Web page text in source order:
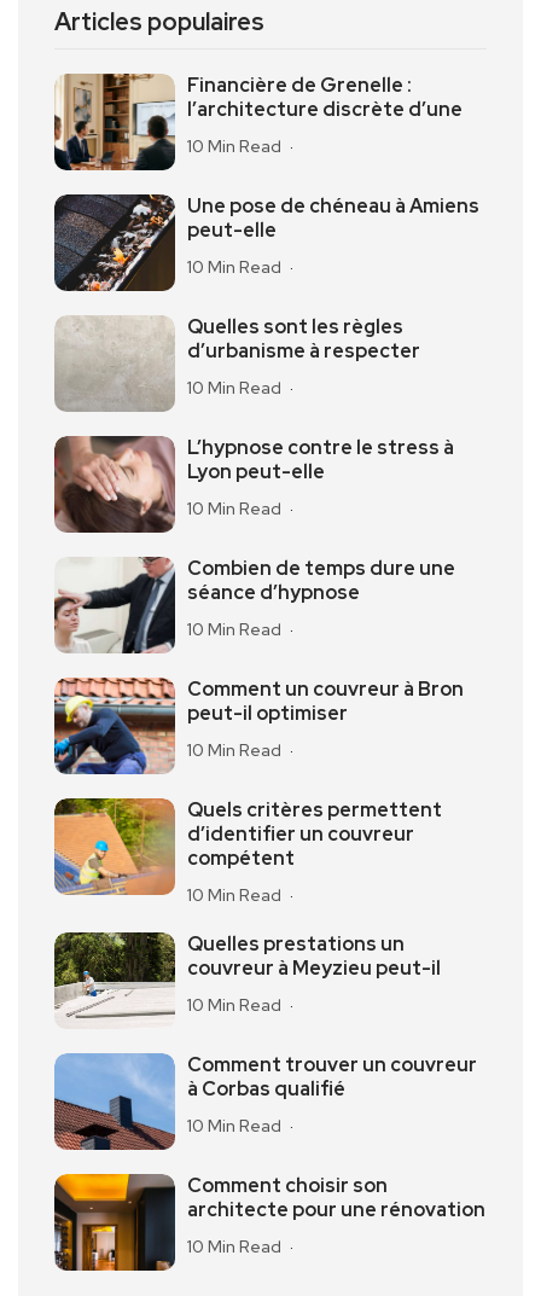
Articles populaires
Financière de Grenelle :
l’architecture discrète d’une
10 Min Read
Une pose de chéneau à Amiens
peut-elle
10 Min Read
Quelles sont les règles
d’urbanisme à respecter
10 Min Read
L’hypnose contre le stress à
Lyon peut-elle
10 Min Read
Combien de temps dure une
séance d’hypnose
10 Min Read
Comment un couvreur à Bron
peut-il optimiser
10 Min Read
Quels critères permettent
d’identifier un couvreur
compétent
10 Min Read
Quelles prestations un
couvreur à Meyzieu peut-il
10 Min Read
Comment trouver un couvreur
à Corbas qualifié
10 Min Read
Comment choisir son
architecte pour une rénovation
10 Min Read